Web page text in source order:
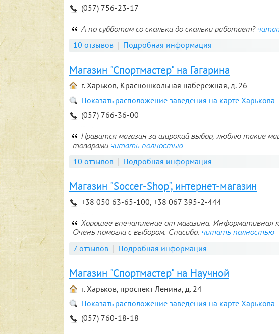
(057) 756-23-17
А по субботам со скольки до скольки работает?
10 отзывов Подробная информация
Магазин "Спортмастер" на Гагарина
г. Харьков, Красношкольная набережная, д. 26
Показать расположение заведения на карте Харькова
(057) 766-36-00
Нравится магазин за широкий выбор, люблю такие
товарами читать полностью
10 отзывов Подробная информация
Магазин "Soccer-Shop", интернет-магазин
+38 050 63-65-100, +38 067 395-2-444
Хорошее впечатление от магазина. Информативная
Очень помогли с выбором. Спасибо. читать полностью
7 отзывов Подробная информация
Магазин "Спортмастер" на Научной
г. Харьков, проспект Ленина, д. 24
Показать расположение заведения на карте Харькова
(057) 760-18-18